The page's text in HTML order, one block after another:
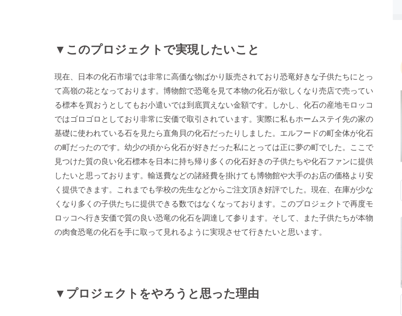
▼このプロジェクトで実現したいこと
現在、日本の化石市場では非常に高価な物ばかり販売されており恐竜好きな子供たちにとっ
て高嶺の花となっております。博物館で恐竜を見て本物の化石が欲しくなり売店で売ってい
る標本を買おうとしてもお小遣いでは到底買えない金額です。しかし、化石の産地モロッコ
ではゴロゴロとしており非常に安価で取引されています。実際に私もホームステイ先の家の
基礎に使われている石を見たら直角貝の化石だったりしました。エルフードの町全体が化石
の町だったのです。幼少の頃から化石が好きだった私にとっては正に夢の町でした。ここで
見つけた質の良い化石標本を日本に持ち帰り多くの化石好きの子供たちや化石ファンに提供
したいと思っております。輸送費などの諸経費を掛けても博物館や大手のお店の価格より安
く提供できます。これまでも学校の先生などからご注文頂き好評でした。現在、在庫が少な
くなり多くの子供たちに提供できる数ではなくなっております。このプロジェクトで再度モ
ロッコへ行き安価で質の良い恐竜の化石を調達して参ります。そして、また子供たちが本物
の肉食恐竜の化石を手に取って見れるように実現させて行きたいと思います。
▼プロジェクトをやろうと思った理由